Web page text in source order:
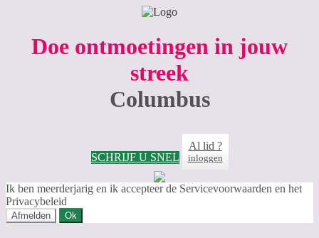
Doe ontmoetingen in jouw
streek
Columbus
SCHRIJF U SNEL
Al lid ?
inloggen
Ik ben meerderjarig en ik accepteer de Servicevoorwaarden en het
Privacybeleid
Afmelden Ok